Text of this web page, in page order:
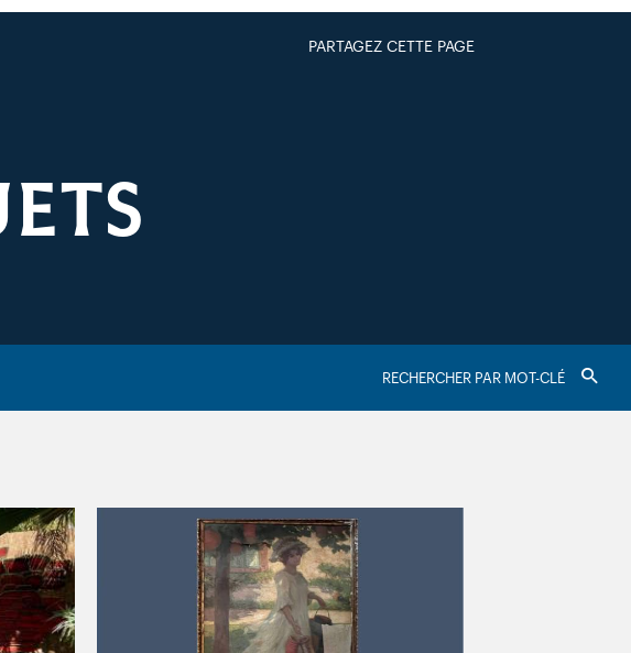
PARTAGEZ CETTE PAGE
Valider